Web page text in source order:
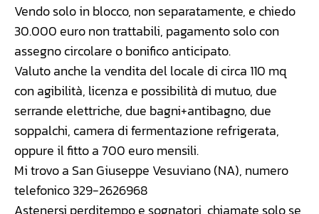
Vendo solo in blocco, non separatamente, e chiedo
30.000 euro non trattabili, pagamento solo con
assegno circolare o bonifico anticipato.
Valuto anche la vendita del locale di circa 110 mq
con agibilità, licenza e possibilità di mutuo, due
serrande elettriche, due bagni+antibagno, due
soppalchi, camera di fermentazione refrigerata,
oppure il fitto a 700 euro mensili.
Mi trovo a San Giuseppe Vesuviano (NA), numero
telefonico 329-2626968
Astenersi perditempo e sognatori, chiamate solo se